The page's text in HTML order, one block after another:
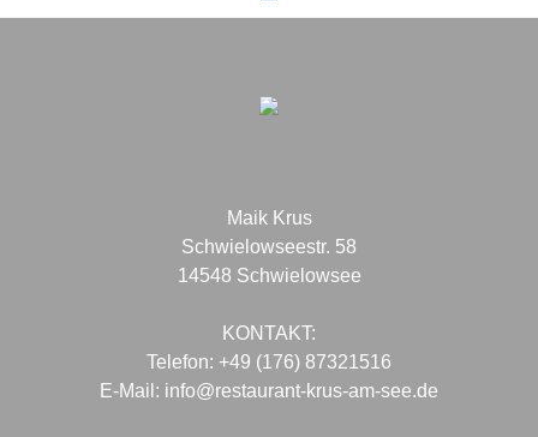
Maik Krus
Schwielowseestr. 58
14548 Schwielowsee
KONTAKT:
Telefon: +49 (176) 87321516
E-Mail: info@restaurant-krus-am-see.de